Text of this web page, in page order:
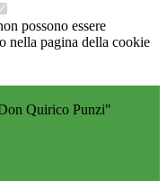
possono essere
nella pagina della cookie
Quirico Punzi"